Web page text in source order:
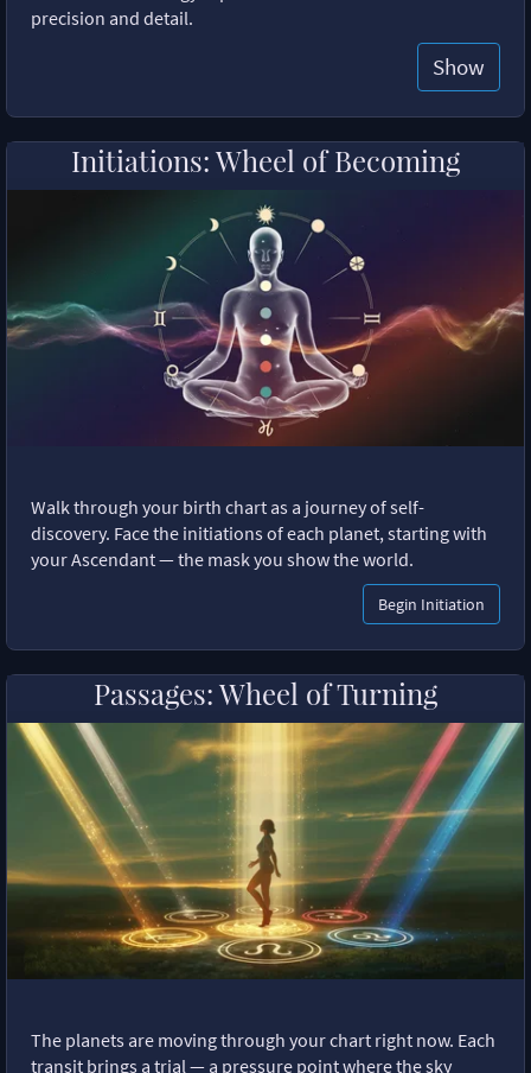
precision and detail.
Show
Initiations: Wheel of Becoming
Walk through your birth chart as a journey of self-
discovery. Face the initiations of each planet, starting with
your Ascendant — the mask you show the world.
Begin Initiation
Passages: Wheel of Turning
The planets are moving through your chart right now. Each
transit brings a trial — a pressure point where the sky